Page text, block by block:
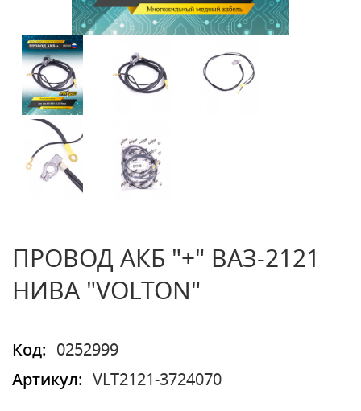
ПРОВОД АКБ "+" ВАЗ-2121
НИВА "VOLTON"
Код:
0252999
Артикул:
VLT2121-3724070